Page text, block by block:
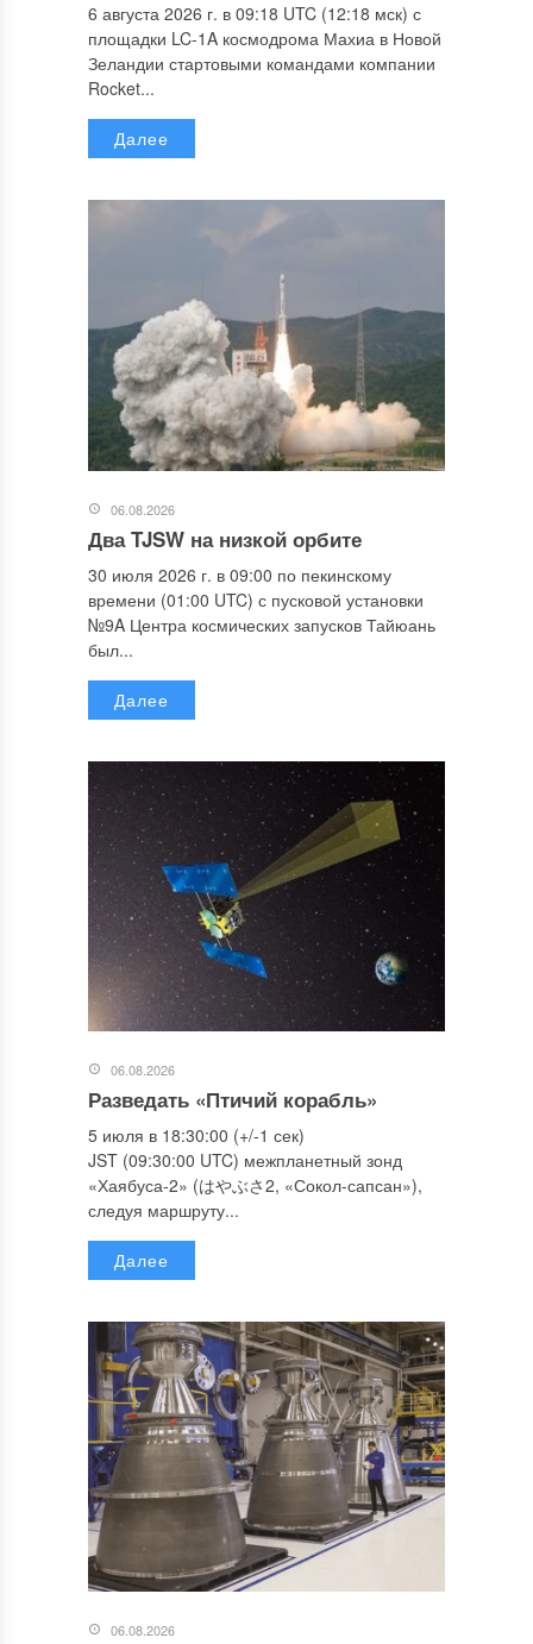
6 августа 2026 г. в 09:18 UTC (12:18 мск) с
площадки LC-1A космодрома Махиа в Новой
Зеландии стартовыми командами компании
Rocket...
Далее
06.08.2026
Два TJSW на низкой орбите
30 июля 2026 г. в 09:00 по пекинскому
времени (01:00 UTC) с пусковой установки
№9A Центра космических запусков Тайюань
был...
Далее
06.08.2026
Разведать «Птичий корабль»
5 июля в 18:30:00 (+/-1 сек)
JST (09:30:00 UTC) межпланетный зонд
«Хаябуса-2» (はやぶさ2, «Сокол-сапсан»),
следуя маршруту...
Далее
06.08.2026